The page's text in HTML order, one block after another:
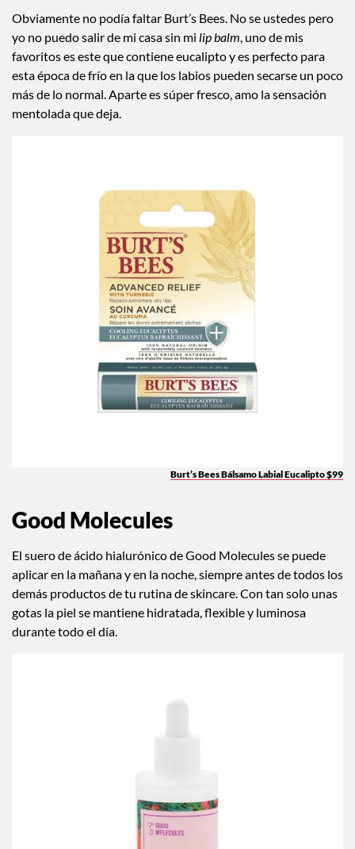
Obviamente no podía faltar Burt’s Bees. No se ustedes pero
yo no puedo salir de mi casa sin mi lip balm, uno de mis
favoritos es este que contiene eucalipto y es perfecto para
esta época de frío en la que los labios pueden secarse un poco
más de lo normal. Aparte es súper fresco, amo la sensación
mentolada que deja.
Burt’s Bees Bálsamo Labial Eucalipto $99
Good Molecules
El suero de ácido hialurónico de Good Molecules se puede
aplicar en la mañana y en la noche, siempre antes de todos los
demás productos de tu rutina de skincare. Con tan solo unas
gotas la piel se mantiene hidratada, flexible y luminosa
durante todo el día.